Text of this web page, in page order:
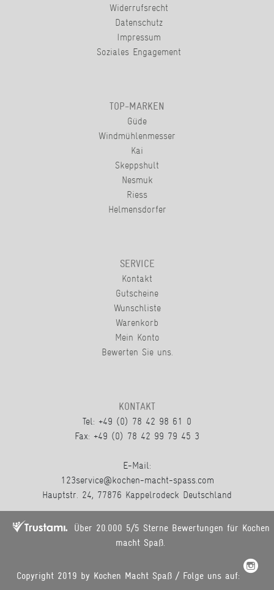
Widerrufsrecht
Datenschutz
Impressum
Soziales Engagement
TOP-MARKEN
Güde
Windmühlenmesser
Kai
Skeppshult
Nesmuk
Riess
Helmensdorfer
SERVICE
Kontakt
Gutscheine
Wunschliste
Warenkorb
Mein Konto
Bewerten Sie uns.
KONTAKT
Tel: +49 (0) 78 42 98 61 0
Fax: +49 (0) 78 42 99 79 45 3
E-Mail:
123service@kochen-macht-spass.com
Hauptstr. 24, 77876 Kappelrodeck Deutschland
Über 20.000 5/5 Sterne Bewertungen für Kochen
macht Spaß.
Copyright 2019 by Kochen Macht Spaß / Folge uns auf: